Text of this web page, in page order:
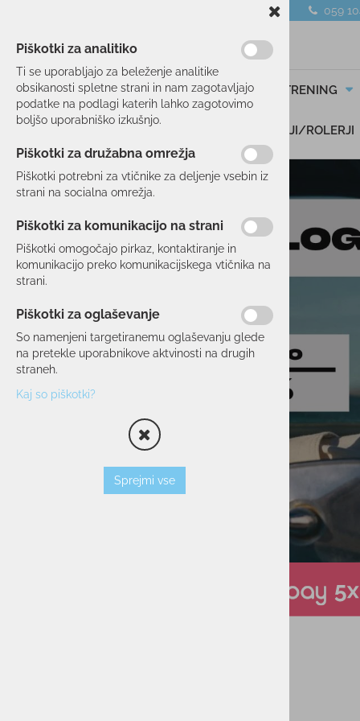
059
SMUČANJE TEK/TRENING
DARILNI BONI SKIROJI/ROLERJI
Piškotki za analitiko
Ti se uporabljajo za beleženje analitike
obsikanosti spletne strani in nam zagotavljajo
podatke na podlagi katerih lahko zagotovimo
boljšo uporabniško izkušnjo.
Piškotki za družabna omrežja
Piškotki potrebni za vtičnike za deljenje vsebin iz
strani na socialna omrežja.
Piškotki za komunikacijo na strani
Piškotki omogočajo pirkaz, kontaktiranje in
komunikacijo preko komunikacijskega vtičnika na
strani.
Piškotki za oglaševanje
So namenjeni targetiranemu oglaševanju glede
na pretekle uporabnikove aktvinosti na drugih
straneh.
Kaj so piškotki?
Sprejmi vse